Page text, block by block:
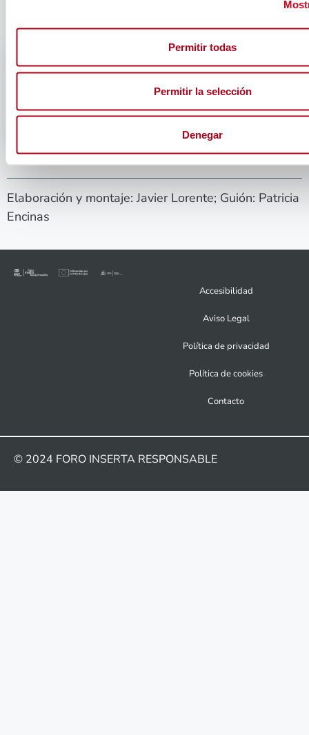
Permitir todas
Permitir la selección
Denegar
Elaboración y montaje: Javier Lorente; Guión: Patricia
Encinas
Accesibilidad
Aviso Legal
Política de privacidad
Política de cookies
Contacto
© 2024 FORO INSERTA RESPONSABLE